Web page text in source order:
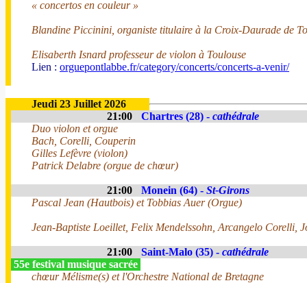
« concertos en couleur »
Blandine Piccinini, organiste titulaire à la Croix-Daurade de
Elisaberth Isnard professeur de violon à Toulouse
Lien : orguepontlabbe.fr/category/concerts/concerts-a-venir/
Jeudi 23 Juillet 2026
21:00
Chartres (28) - cathédrale
Duo violon et orgue
Bach, Corelli, Couperin
Gilles Lefèvre (violon)
Patrick Delabre (orgue de chœur)
21:00 Monein (64) - St-Girons
Pascal Jean (Hautbois) et Tobbias Auer (Orgue)
Jean-Baptiste Loeillet, Felix Mendelssohn, Arcangelo Corelli,
21:00 Saint-Malo (35) - cathédrale
55e festival musique sacrée
chœur Mélisme(s) et l'Orchestre National de Bretagne